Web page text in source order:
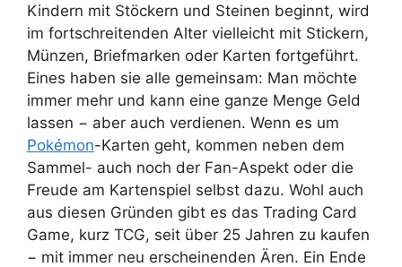
Kindern mit Stöckern und Steinen beginnt, wird
im fortschreitenden Alter vielleicht mit Stickern,
Münzen, Briefmarken oder Karten fortgeführt.
Eines haben sie alle gemeinsam: Man möchte
immer mehr und kann eine ganze Menge Geld
lassen − aber auch verdienen. Wenn es um
Pokémon-Karten geht, kommen neben dem
Sammel- auch noch der Fan-Aspekt oder die
Freude am Kartenspiel selbst dazu. Wohl auch
aus diesen Gründen gibt es das Trading Card
Game, kurz TCG, seit über 25 Jahren zu kaufen
− mit immer neu erscheinenden Ären. Ein Ende